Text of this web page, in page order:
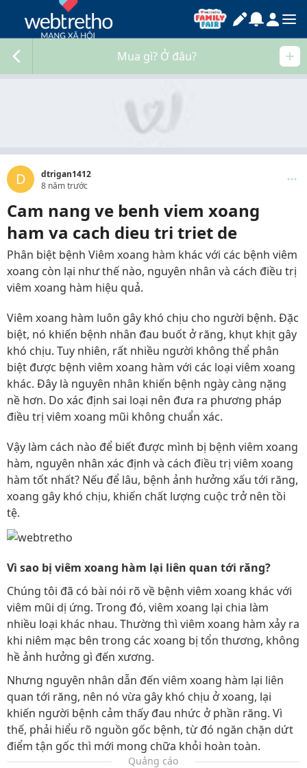
Mua gì? Ở đâu?
D
dtrigan1412
8 năm trước
Cam nang ve benh viem xoang
ham va cach dieu tri triet de
Phân biệt bệnh Viêm xoang hàm khác với các bệnh viêm
xoang còn lại như thế nào, nguyên nhân và cách điều trị
viêm xoang hàm hiệu quả.
Viêm xoang hàm luôn gây khó chịu cho người bệnh. Đặc
biệt, nó khiến bệnh nhân đau buốt ở răng, khụt khịt gây
khó chịu. Tuy nhiên, rất nhiều người không thể phân
biệt được bệnh viêm xoang hàm với các loại viêm xoang
khác. Đây là nguyên nhân khiến bệnh ngày càng nặng
nề hơn. Do xác định sai loại nên đưa ra phương pháp
điều trị viêm xoang mũi không chuẩn xác.
Vậy làm cách nào để biết được mình bị bệnh viêm xoang
hàm, nguyên nhân xác định và cách điều trị viêm xoang
hàm tốt nhất? Nếu để lâu, bệnh ảnh hưởng xấu tới răng,
xoang gây khó chịu, khiến chất lượng cuộc trở nên tồi
tệ.
Vì sao bị viêm xoang hàm lại liên quan tới răng?
Chúng tôi đã có bài nói rõ về bệnh viêm xoang khác với
viêm mũi dị ứng. Trong đó, viêm xoang lại chia làm
nhiều loại khác nhau. Thường thì viêm xoang hàm xảy ra
khi niêm mạc bên trong các xoang bị tổn thương, không
hề ảnh hưởng gì đến xương.
Nhưng nguyên nhân dẫn đến viêm xoang hàm lại liên
quan tới răng, nên nó vừa gây khó chịu ở xoang, lại
khiến người bệnh cảm thấy đau nhức ở phần răng. Vì
thế, phải hiểu rõ nguồn gốc bệnh, từ đó ngăn chặn dứt
điểm tận gốc thì mới mong chữa khỏi hoàn toàn.
Quảng cáo